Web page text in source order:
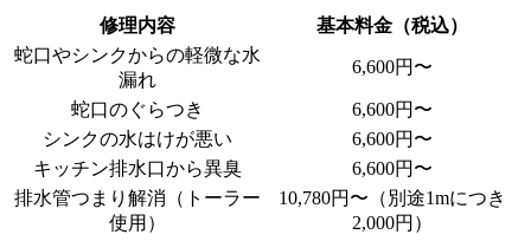
修理内容
基本料金（税込）
蛇口やシンクからの軽微な水
漏れ
6,600円〜
蛇口のぐらつき
6,600円〜
シンクの水はけが悪い
6,600円〜
キッチン排水口から異臭
6,600円〜
排水管つまり解消（トーラー
使用）
10,780円〜（別途1mにつき
2,000円）